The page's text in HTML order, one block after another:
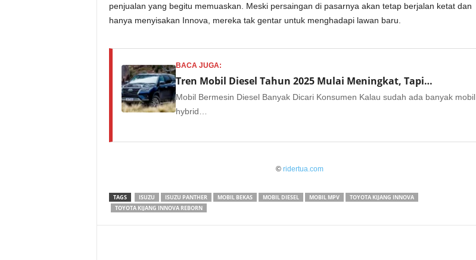
penjualan yang begitu memuaskan. Meski persaingan di pasarnya akan tetap berjalan ketat dan
hanya menyisakan Innova, mereka tak gentar untuk menghadapi lawan baru.
BACA JUGA:
Tren Mobil Diesel Tahun 2025 Mulai Meningkat, Tapi…
Mobil Bermesin Diesel Banyak Dicari Konsumen Kalau sudah ada banyak mobil
hybrid…
© ridertua.com
TAGS ISUZU ISUZU PANTHER MOBIL BEKAS MOBIL DIESEL MOBIL MPV
TOYOTA KIJANG INNOVA
TOYOTA KIJANG INNOVA REBORN